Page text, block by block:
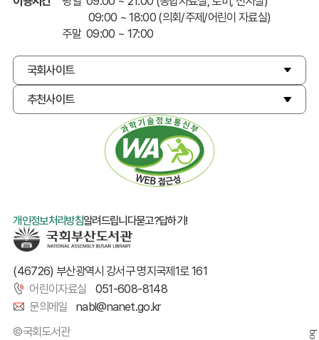
개인정보처리방침알려드립니다묻고?답하기!
(46726) 부산광역시 강서구 명지국제1로 161
어린이자료실
051-608-8148
문의메일
nabl@nanet.go.kr
©국회도서관
09:00 ~ 18:00 (의회/주제/어린이 자료실)
주말 09:00 ~ 17:00
국회사이트
추천사이트